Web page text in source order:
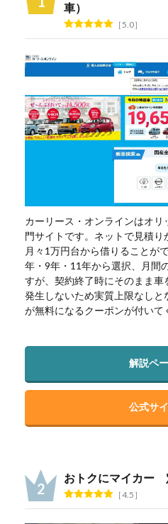
車）
5.0
カーリース・オンラインはオ
門サイトです。ネットで見積
月々1万円台から借りることが
年・9年・11年から選択、月間
すが、契約終了時にそのまま
発生しないため実質上限なし
が無料になるクーポンが付いて
解説ペ
公式サ
おトクにマイカー
4.5